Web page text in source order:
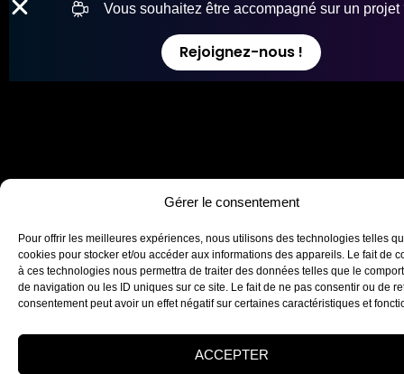
Gérer le consentement
Pour offrir les meilleures expériences, nous utilisons des technologies telles
cookies pour stocker et/ou accéder aux informations des appareils. Le fait de
à ces technologies nous permettra de traiter des données telles que le
de navigation ou les ID uniques sur ce site. Le fait de ne pas consentir ou de
consentement peut avoir un effet négatif sur certaines caractéristiques et
ACCEPTER
Vous souhaitez être accompagné sur un projet
Rejoignez-nous !